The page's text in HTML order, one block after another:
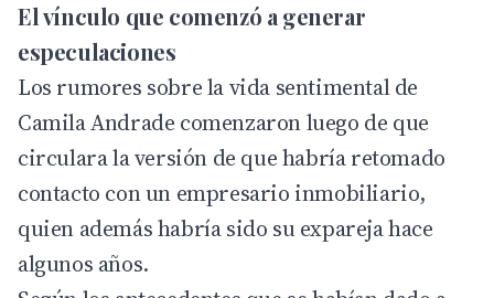
El vínculo que comenzó a generar
especulaciones
Los rumores sobre la vida sentimental de
Camila Andrade comenzaron luego de que
circulara la versión de que habría retomado
contacto con un empresario inmobiliario,
quien además habría sido su expareja hace
algunos años.